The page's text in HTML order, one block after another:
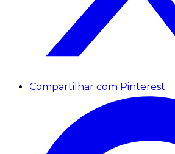
Compartilhar com Pinterest